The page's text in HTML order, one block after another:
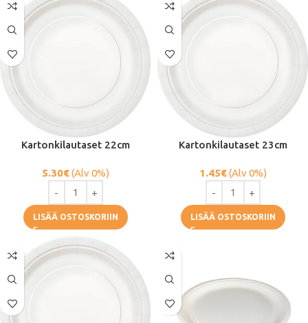
Kartonkilautaset 22cm
5.30€(Alv 0%)
LISÄÄ OSTOSKORIIN
Kartonkilautaset 23cm
1.45€(Alv 0%)
LISÄÄ OSTOSKORIIN